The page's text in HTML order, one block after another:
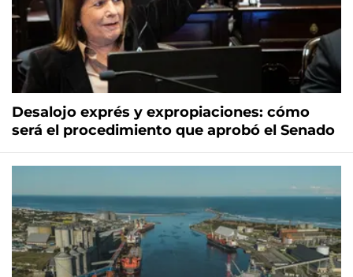
Desalojo exprés y expropiaciones: cómo
será el procedimiento que aprobó el Senado